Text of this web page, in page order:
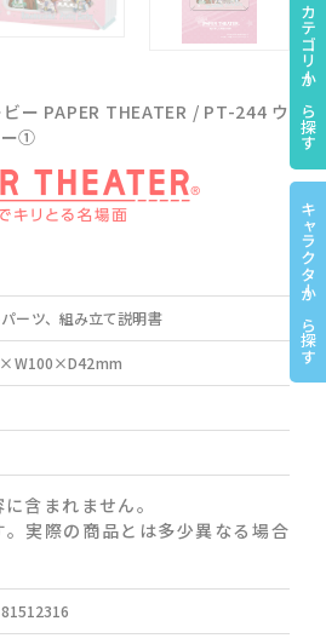
ー PAPER THEATER / PT-244 ウ
ー①
ーツ、組み立て説明書
含まれません。
実際の商品とは多少異なる場合
カテゴリーから探す
キャラクターから探す